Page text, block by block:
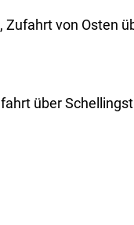
von Osten
über